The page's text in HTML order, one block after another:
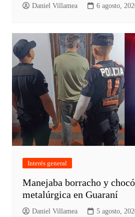
Daniel Villamea 6 agosto,
Interés general
Manejaba borracho y
metalúrgica en Guaraní
Daniel Villamea 5 agosto,